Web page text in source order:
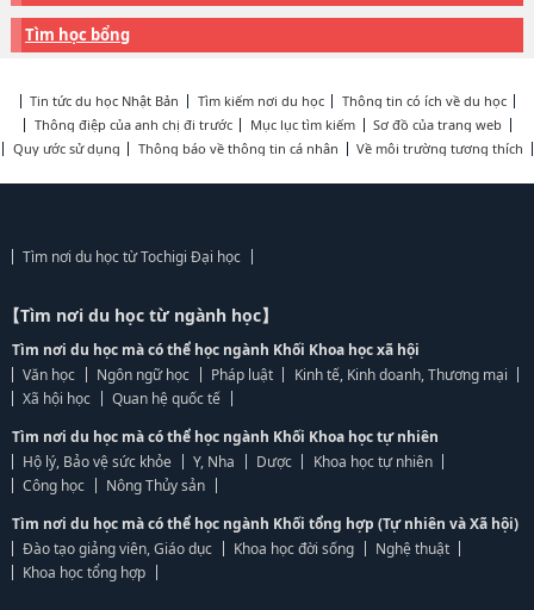
Tìm học bổng
Tin tức du học Nhật Bản Tìm kiếm nơi du học
Thông tin có ích về du học
Thông điệp của anh chị đi trước
Mục lục tìm kiếm
Sơ đồ của trang web
Quy ước sử dụng
Thông báo về thông tin cá nhân Về môi trường tương thích
Tìm nơi du học từ Tochigi Đại học
【Tìm nơi du học từ ngành học】
Tìm nơi du học mà có thể học ngành Khối Khoa học xã hội
Văn học
Ngôn ngữ học Pháp luật
Kinh tế, Kinh doanh, Thương mại
Xã hội học
Quan hệ quốc tế
Tìm nơi du học mà có thể học ngành Khối Khoa học tự nhiên
Hộ lý, Bảo vệ sức khỏe
Y, Nha Dược
Khoa học tự nhiên
Công học
Nông Thủy sản
Tìm nơi du học mà có thể học ngành Khối tổng hợp (Tự nhiên và Xã hội)
Đào tạo giảng viên, Giáo dục
Khoa học đời sống
Nghệ thuật
Khoa học tổng hợp